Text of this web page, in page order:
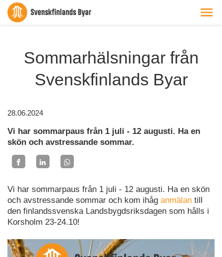
Sommarhälsningar från
Svenskfinlands Byar
28.06.2024
Vi har sommarpaus från 1 juli - 12 augusti. Ha en
skön och avstressande sommar.
Vi har sommarpaus från 1 juli - 12 augusti. Ha en skön
och avstressande sommar och kom ihåg anmälan till
den finlandssvenska Landsbygdsriksdagen som hålls i
Korsholm 23-24.10!